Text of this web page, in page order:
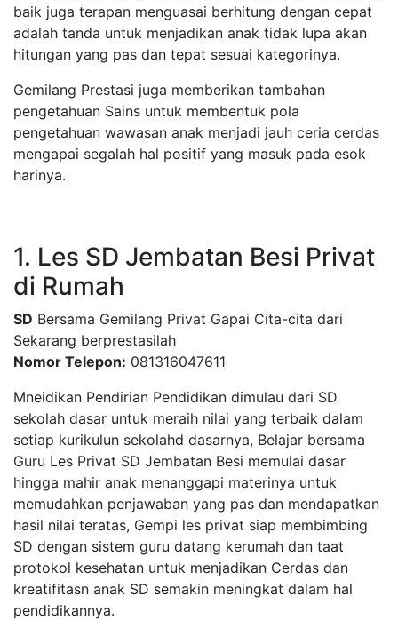
baik juga terapan menguasai berhitung dengan cepat
adalah tanda untuk menjadikan anak tidak lupa akan
hitungan yang pas dan tepat sesuai kategorinya.
Gemilang Prestasi juga memberikan tambahan
pengetahuan Sains untuk membentuk pola
pengetahuan wawasan anak menjadi jauh ceria cerdas
mengapai segalah hal positif yang masuk pada esok
harinya.
1. Les SD Jembatan Besi Privat
di Rumah
SD Bersama Gemilang Privat Gapai Cita-cita dari
Sekarang berprestasilah
Nomor Telepon: 081316047611
Mneidikan Pendirian Pendidikan dimulau dari SD
sekolah dasar untuk meraih nilai yang terbaik dalam
setiap kurikulun sekolahd dasarnya, Belajar bersama
Guru Les Privat SD Jembatan Besi memulai dasar
hingga mahir anak menanggapi materinya untuk
memudahkan penjawaban yang pas dan mendapatkan
hasil nilai teratas, Gempi les privat siap membimbing
SD dengan sistem guru datang kerumah dan taat
protokol kesehatan untuk menjadikan Cerdas dan
kreatifitasn anak SD semakin meningkat dalam hal
pendidikannya.